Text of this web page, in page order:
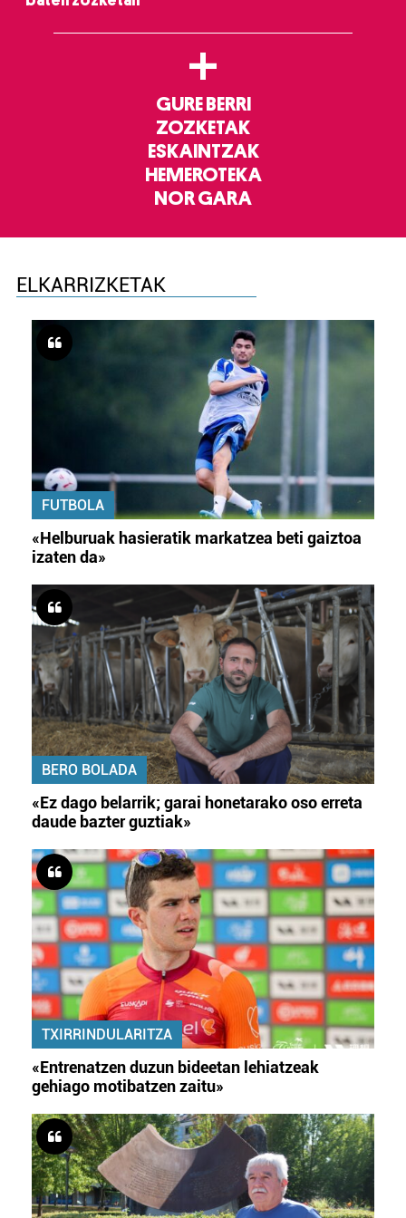
+
GURE BERRI
ZOZKETAK
ESKAINTZAK
HEMEROTEKA
NOR GARA
ELKARRIZKETAK
FUTBOLA
«Helburuak hasieratik markatzea beti gaiztoa
izaten da»
BERO BOLADA
«Ez dago belarrik; garai honetarako oso erreta
daude bazter guztiak»
TXIRRINDULARITZA
«Entrenatzen duzun bideetan lehiatzeak
gehiago motibatzen zaitu»